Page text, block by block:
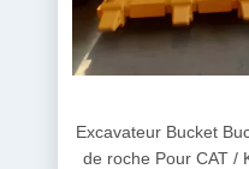
Excavateur Bucket
de roche Pour CAT /